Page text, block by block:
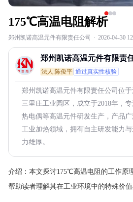
175℃高温电阻解析
郑州凯诺高温元件有限责任公司 · 2026-04-30
郑州凯诺高温元件有限责
法人:陈俊平 通过真实性核验
郑州凯诺高温元件有限责任公司位
三里庄工业园区，成立于2018年，专
热电偶等高温元件研发生产，产品
工业加热领域，拥有自主研发能力
力雄厚。
介绍： 本文探讨175℃高温电阻的工作原
帮助读者理解其在工业环境中的特殊价值